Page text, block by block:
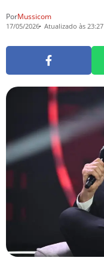
PorMussicom
17/05/2026 Atualizado às 23:27